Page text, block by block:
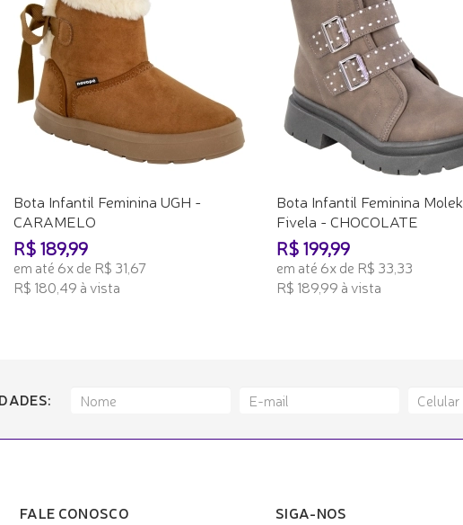
Bota Infantil Feminina UGH -
CARAMELO
R$ 189,99
em até 6x de R$ 31,67
R$ 180,49 à vista
Bota Infantil Feminina
Fivela - CHOCOLATE
R$ 199,99
em até 6x de R$ 33,33
R$ 189,99 à vista
FALE CONOSCO SIGA-NOS